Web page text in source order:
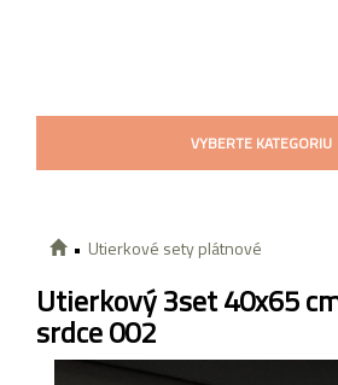
VYBERTE KATEGORIU
Utierkové sety plátnové
Utierkový 3set 40x65
srdce 002